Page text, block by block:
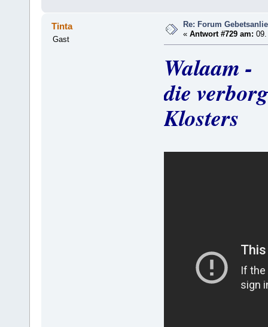
Tinta
Gast
Re: Forum
«Antwort #729 am:
Walaam -
die
Klosters